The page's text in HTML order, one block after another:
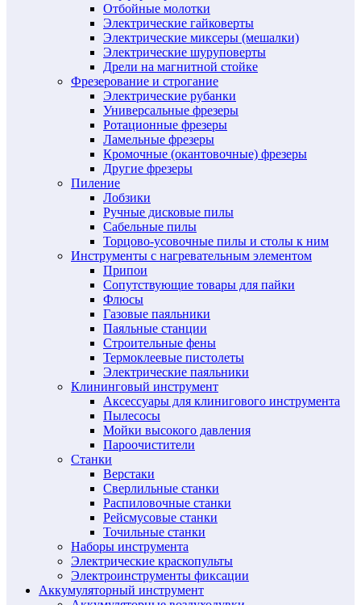
Отбойные молотки
Электрические гайковерты
Электрические миксеры (мешалки)
Электрические шуруповерты
Дрели на магнитной стойке
Фрезерование и строгание
Электрические рубанки
Универсальные фрезеры
Ротационные фрезеры
Ламельные фрезеры
Кромочные (окантовочные) фрезеры
Другие фрезеры
Пиление
Лобзики
Ручные дисковые пилы
Сабельные пилы
Торцово-усовочные пилы и столы к ним
Инструменты с нагревательным элементом
Припои
Сопутствующие товары для пайки
Флюсы
Газовые паяльники
Паяльные станции
Строительные фены
Термоклеевые пистолеты
Электрические паяльники
Клининговый инструмент
Аксессуары для клинигового инструмента
Пылесосы
Мойки высокого давления
Пароочистители
Станки
Верстаки
Сверлильные станки
Распиловочные станки
Рейсмусовые станки
Точильные станки
Наборы инструмента
Электрические краскопульты
Электроинструменты фиксации
Аккумуляторный инструмент